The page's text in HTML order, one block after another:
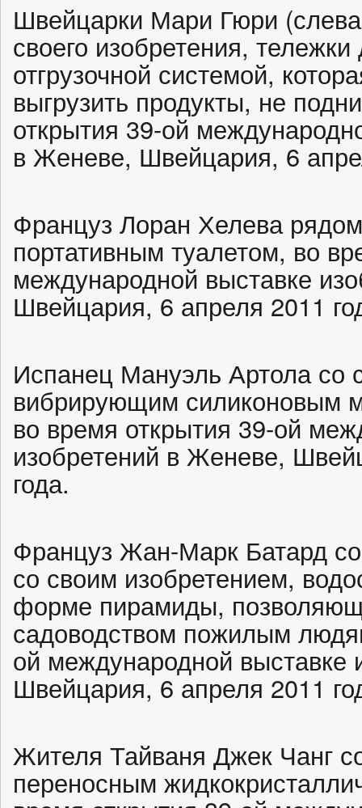
Швейцарки Мари Гюри
своего изобретения,
отгрузочной системой,
выгрузить продукты, не
открытия 39-ой
в Женеве, Швейцария, 6
Француз Лоран Хелева
портативным туалетом, во
международной выставке
Швейцария, 6 апреля 2011
Испанец Мануэль Артола со
вибрирующим силиконовым
во время открытия 39-ой
изобретений в Женеве,
года.
Француз Жан-Марк Батард
со своим изобретением,
форме пирамиды,
садоводством пожилым
ой международной выставке
Швейцария, 6 апреля 2011
Жителя Тайваня Джек Чанг
переносным